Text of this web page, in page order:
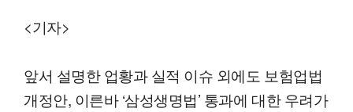
<기자>
앞서 설명한 업황과 실적 이슈 외에도 보험업법
개정안, 이른바 ‘삼성생명법’ 통과에 대한 우려가